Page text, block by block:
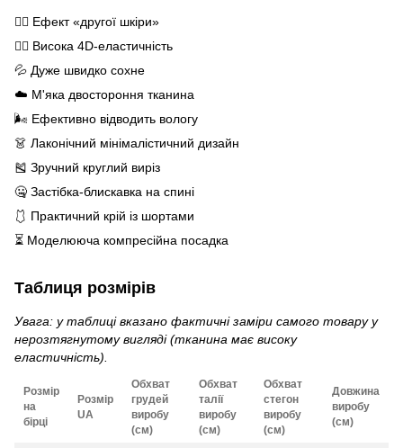
🧘‍♀️ Ефект «другої шкіри»
🤸‍♀️ Висока 4D-еластичність
💦 Дуже швидко сохне
☁️ М'яка двостороння тканина
🌬️ Ефективно відводить вологу
👗 Лаконічний мінімалістичний дизайн
🎽 Зручний круглий виріз
🤐 Застібка-блискавка на спині
🩱 Практичний крій із шортами
⏳ Моделююча компресійна посадка
Таблиця розмірів
Увага: у таблиці вказано фактичні заміри самого товару у
нерозтягнутому вигляді (тканина має високу
еластичність).
Розмір
на
бірці
Розмір
UA
Обхват
грудей
виробу
(см)
Обхват
талії
виробу
(см)
Обхват
стегон
виробу
(см)
Довжина
виробу
(см)